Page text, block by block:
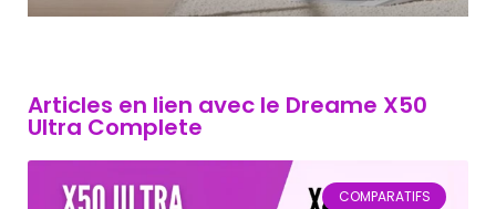
Articles en lien avec le Dreame X50
Ultra Complete
COMPARATIFS